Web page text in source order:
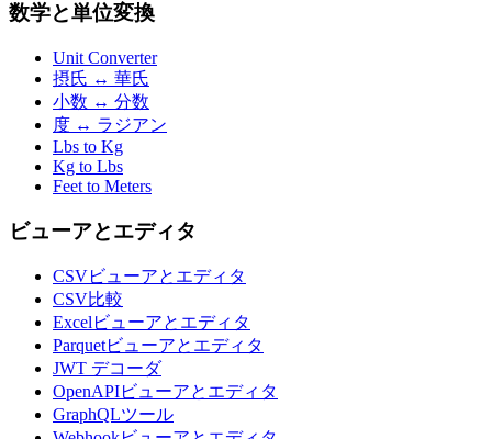
数学と単位変換
Unit Converter
摂氏 ↔ 華氏
小数 ↔ 分数
度 ↔ ラジアン
Lbs to Kg
Kg to Lbs
Feet to Meters
ビューアとエディタ
CSVビューアとエディタ
CSV比較
Excelビューアとエディタ
Parquetビューアとエディタ
JWT デコーダ
OpenAPIビューアとエディタ
GraphQLツール